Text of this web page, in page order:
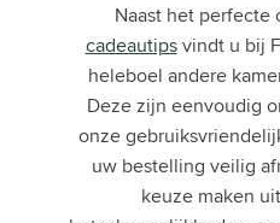
Naast het perfecte
cadeautipsvindt u bij
heleboel andere
Deze zijn eenvoudig
onze
uw bestelling veilig
keuze maken